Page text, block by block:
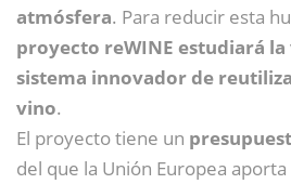
atmósfera. Para reducir esta
proyecto reWINE estudiará
sistema innovador de
vino.
El proyecto tiene un
del que la Unión Europea